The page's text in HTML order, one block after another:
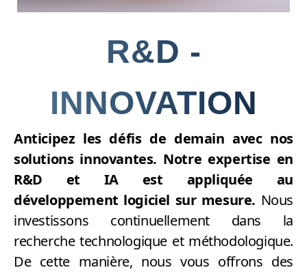
R&D -
INNOVATION
Anticipez les défis de demain avec nos
solutions innovantes. Notre expertise en
R&D et IA est appliquée au
développement logiciel sur mesure. Nous
investissons continuellement dans la
recherche technologique et méthodologique.
De cette manière, nous vous offrons des